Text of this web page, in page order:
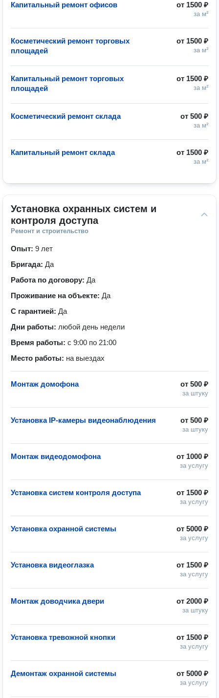
от 1500 ₽
за м²
Капитальный ремонт офисов
от 1500 ₽
за м²
Косметический ремонт торговых
площадей
от 1500 ₽
за м²
Капитальный ремонт торговых
площадей
от 500 ₽
за м²
Косметический ремонт склада
от 1500 ₽
за м²
Капитальный ремонт склада
Установка охранных систем и
контроля доступа
Ремонт и строительство
Опыт: 9 лет
Бригада: Да
Работа по договору: Да
Проживание на объекте: Да
С гарантией: Да
Дни работы: любой день недели
Время работы: с 9:00 по 21:00
Место работы: на выездах
от 500 ₽
за штуку
Монтаж домофона
от 500 ₽
за штуку
Установка IP-камеры видеонаблюдения
от 1000 ₽
за услугу
Монтаж видеодомофона
от 1500 ₽
за услугу
Установка систем контроля доступа
от 5000 ₽
за услугу
Установка охранной системы
от 1500 ₽
за услугу
Установка видеоглазка
от 2000 ₽
за штуку
Монтаж доводчика двери
от 1500 ₽
за услугу
Установка тревожной кнопки
от 5000 ₽
за услугу
Демонтаж охранной системы